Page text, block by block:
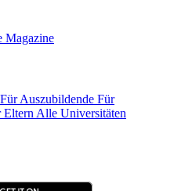
Magazine
Für Auszubildende Für
Eltern Alle Universitäten